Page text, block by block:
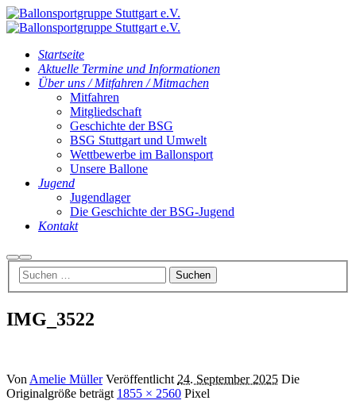
Startseite
Aktuelle Termine und Informationen
Über uns / Mitfahren / Mitmachen
Mitfahren
Mitgliedschaft
Geschichte der BSG
BSG Stuttgart und Umwelt
Wettbewerbe im Ballonsport
Unsere Ballone
Jugend
Jugendlager
Die Geschichte der BSG-Jugend
Kontakt
Suchen
Hauptmenü
IMG_3522
VonAmelie Müller Veröffentlicht24. September 2025 Die
Originalgröße beträgt 1855 × 2560 Pixel